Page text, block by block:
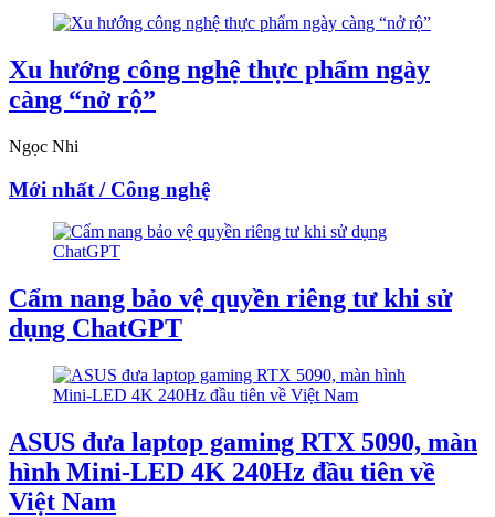
Xu hướng công nghệ thực phẩm ngày
càng “nở rộ”
Ngọc Nhi
Mới nhất / Công nghệ
Cẩm nang bảo vệ quyền riêng tư khi sử
dụng ChatGPT
ASUS đưa laptop gaming RTX 5090, màn
hình Mini-LED 4K 240Hz đầu tiên về
Việt Nam